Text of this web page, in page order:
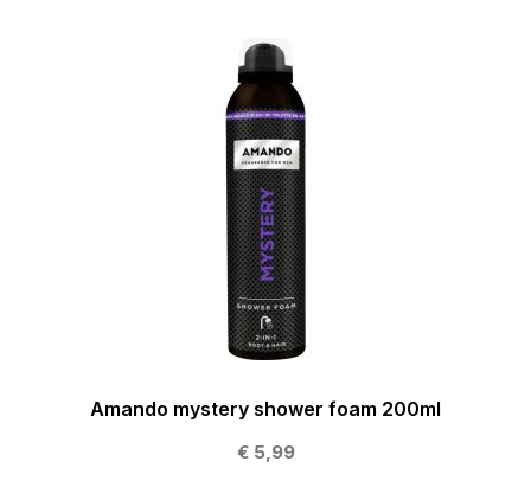
Amando mystery shower foam 200ml
€ 5,99